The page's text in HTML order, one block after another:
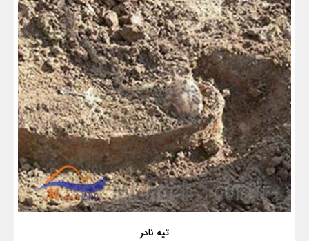
تپه نادر